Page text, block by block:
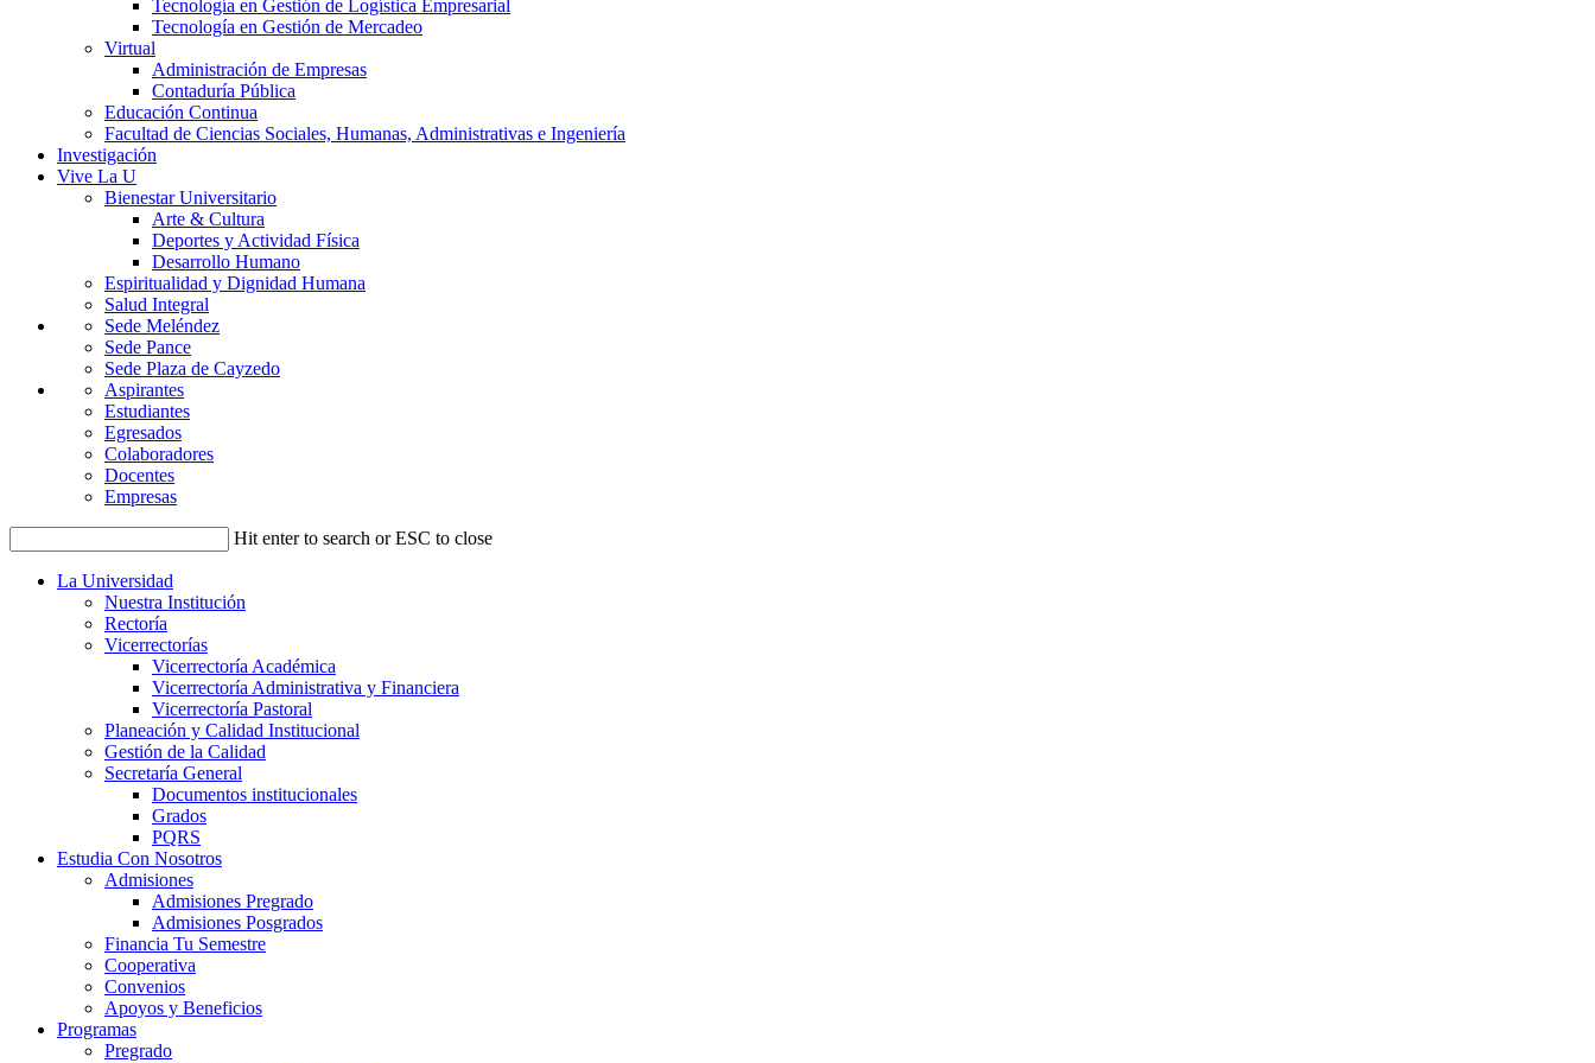
Tecnología en Gestión de Logística Empresarial
Tecnología en Gestión de Mercadeo
Virtual
Administración de Empresas
Contaduría Pública
Educación Continua
Facultad de Ciencias Sociales, Humanas, Administrativas e Ingeniería
Investigación
Vive La U
Bienestar Universitario
Arte & Cultura
Deportes y Actividad Física
Desarrollo Humano
Espiritualidad y Dignidad Humana
Salud Integral
Sede Meléndez
Sede Pance
Sede Plaza de Cayzedo
Aspirantes
Estudiantes
Egresados
Colaboradores
Docentes
Empresas
Hit enter to search or ESC to close
La Universidad
Nuestra Institución
Rectoría
Vicerrectorías
Vicerrectoría Académica
Vicerrectoría Administrativa y Financiera
Vicerrectoría Pastoral
Planeación y Calidad Institucional
Gestión de la Calidad
Secretaría General
Documentos institucionales
Grados
PQRS
Estudia Con Nosotros
Admisiones
Admisiones Pregrado
Admisiones Posgrados
Financia Tu Semestre
Cooperativa
Convenios
Apoyos y Beneficios
Programas
Pregrado